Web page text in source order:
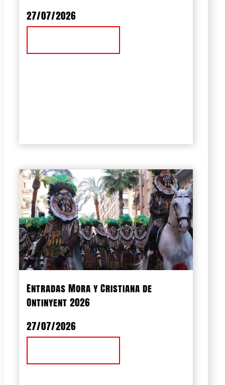
27/07/2026
Entradas Mora y Cristiana de
Ontinyent 2026
27/07/2026